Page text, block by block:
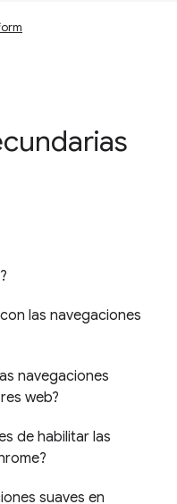
las navegaciones
navegaciones
web?
de habilitar las
suaves en